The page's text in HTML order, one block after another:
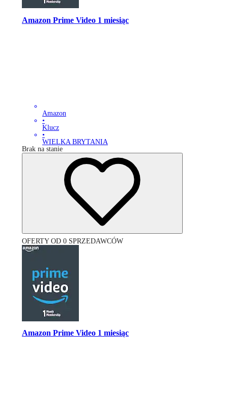
Amazon Prime Video 1 miesiąc
Amazon
•
Klucz
•
WIELKA BRYTANIA
Brak na stanie
OFERTY OD 0 SPRZEDAWCÓW
Amazon Prime Video 1 miesiąc